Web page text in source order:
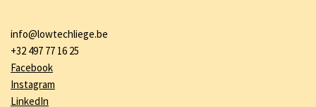
info@lowtechliege.be
+32 497 77 16 25
Facebook
Instagram
LinkedIn